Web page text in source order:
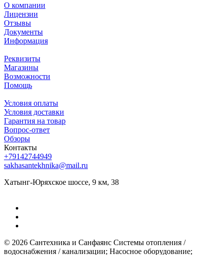
О компании
Лицензии
Отзывы
Документы
Информация
Реквизиты
Магазины
Возможности
Помощь
Условия оплаты
Условия доставки
Гарантия на товар
Вопрос-ответ
Обзоры
Контакты
+79142744949
sakhasantekhnika@mail.ru
Хатынг-Юряхское шоссе, 9 км, 38
© 2026 Сантехника и Санфаянс ​Системы отопления /
водоснабжения / канализации; ​Насосное оборудование; ​